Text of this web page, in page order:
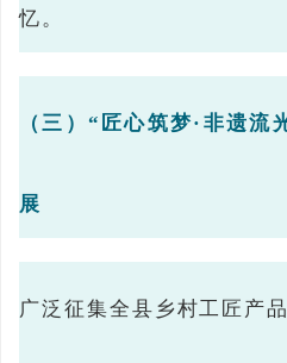
忆。
（三）“匠心筑梦·非遗流
展
广泛征集全县乡村工匠产